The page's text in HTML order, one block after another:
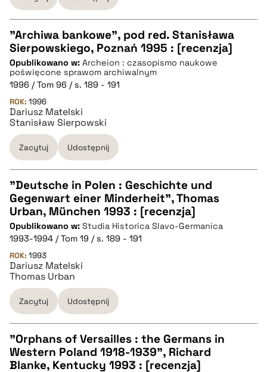
CZYSTY TEKST
pobierz cytat
BIBTEX
pobierz cytat
"Archiwa bankowe", pod red. Stanisława
Sierpowskiego, Poznań 1995 : [recenzja]
Opublikowano w: Archeion : czasopismo naukowe
poświęcone sprawom archiwalnym
1996 / Tom 96 / s. 189 - 191
ROK: 1996
Dariusz Matelski
Stanisław Sierpowski
Zacytuj Udostępnij
CZYSTY TEKST
pobierz cytat
BIBTEX
pobierz cytat
"Deutsche in Polen : Geschichte und
Gegenwart einer Minderheit", Thomas
Urban, München 1993 : [recenzja]
Opublikowano w: Studia Historica Slavo-Germanica
1993-1994 / Tom 19 / s. 189 - 191
ROK: 1993
Dariusz Matelski
Thomas Urban
Zacytuj Udostępnij
CZYSTY TEKST
"Orphans of Versailles : the Germans in
Western Poland 1918-1939", Richard
Blanke, Kentucky 1993 : [recenzja]